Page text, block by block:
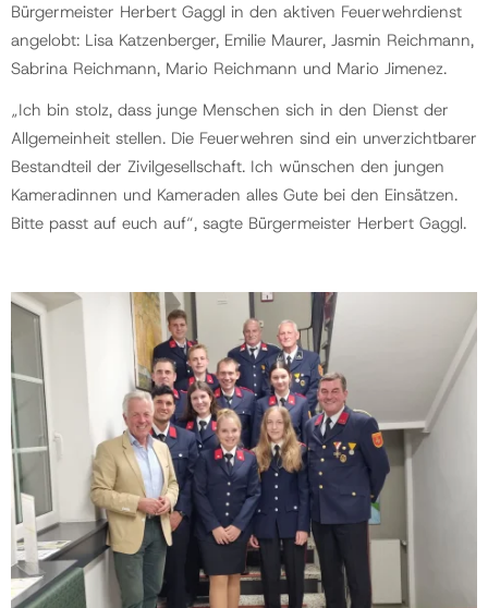
Bürgermeister Herbert Gaggl in den aktiven Feuerwehrdienst
angelobt: Lisa Katzenberger, Emilie Maurer, Jasmin Reichmann,
Sabrina Reichmann, Mario Reichmann und Mario Jimenez.
„Ich bin stolz, dass junge Menschen sich in den Dienst der
Allgemeinheit stellen. Die Feuerwehren sind ein unverzichtbarer
Bestandteil der Zivilgesellschaft. Ich wünschen den jungen
Kameradinnen und Kameraden alles Gute bei den Einsätzen.
Bitte passt auf euch auf“, sagte Bürgermeister Herbert Gaggl.